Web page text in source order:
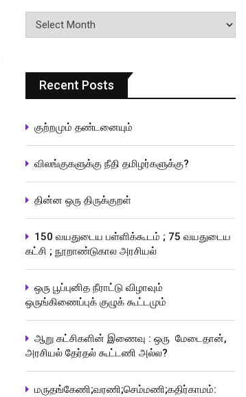
பதிவுகளின்
வரிசை
Recent Posts
குற்றமும் தண்டனையும்
விலங்குகளுக்கு நீதி தமிழர்களுக்கு?
தின்ன ஒரு திருக்குறள்
150 வயதுடைய பள்ளிக்கூடம் ; 75 வயதுடைய
கட்சி ; நூறாண்டுகால அரசியல்
ஒரு பூப்புனித நீராட்டு விழாவும்
ஒருங்கிணைப்புக் குழுக் கூட்டமும்
ஆறு கட்சிகளின் இணைவு : ஒரு மேடைதான்,
அரசியல் தேர்தல் கூட்டணி அல்ல?
மருதங்கேணி;வரணி;செம்மணி;கதிர்காமம்: